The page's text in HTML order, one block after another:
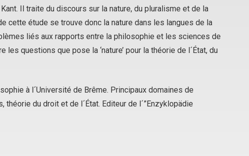
Il traite du discours sur la nature, du pluralisme et de la
cette étude se trouve donc la nature dans les langues de la
liés aux rapports entre la philosophie et les sciences de
questions que pose la ‘nature’ pour la théorie de l´État, du
à l´Université de Brême. Principaux domaines de
du droit et de l´État. Editeur de l´”Enzyklopädie